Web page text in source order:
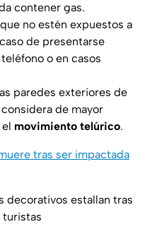
contener gas.
no estén expuestos a
de presentarse
o en casos
paredes exteriores de
de mayor
movimiento telúrico.
tras ser impactada
decorativos estallan tras
turistas